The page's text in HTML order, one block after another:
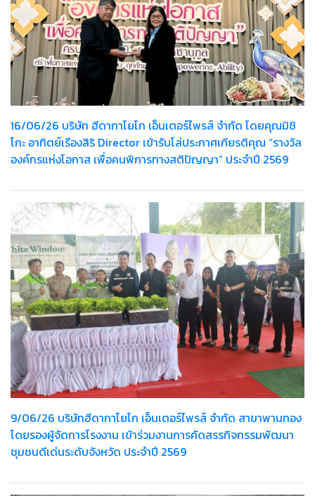
16/06/26 บริษัท ฮีดากาโยโก เอ็นเตอร์ไพรส์ จำกัด โดยคุณมิชิ
โกะ อาทิตย์เรืองสิริ Director เข้ารับโล่ประกาศเกียรติคุณ “รางวัล
องค์กรแห่งโอกาส เพื่อคนพิการทางสติปัญญา” ประจำปี 2569
9/06/26 บริษัทฮีดากาโยโก เอ็นเตอร์ไพรส์ จำกัด สาขาพานทอง
โดยรองผู้จัดการโรงงาน เข้าร่วมงานการคัดสรรกิจกรรมพัฒนา
ชุมชนดีเด่นระดับจังหวัด ประจำปี 2569